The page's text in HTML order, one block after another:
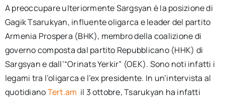
A preoccupare ulteriormente Sargsyan è la posizione di
Gagik Tsarukyan, influente oligarca e leader del partito
Armenia Prospera (BHK), membro della coalizione di
governo composta dal partito Repubblicano (HHK) di
Sargsyan e dall’“Orinats Yerkir” (OEK). Sono noti infatti i
legami tra l’oligarca e l’ex presidente. In un’intervista al
quotidianoTert.am il 3 ottobre, Tsarukyan ha infatti